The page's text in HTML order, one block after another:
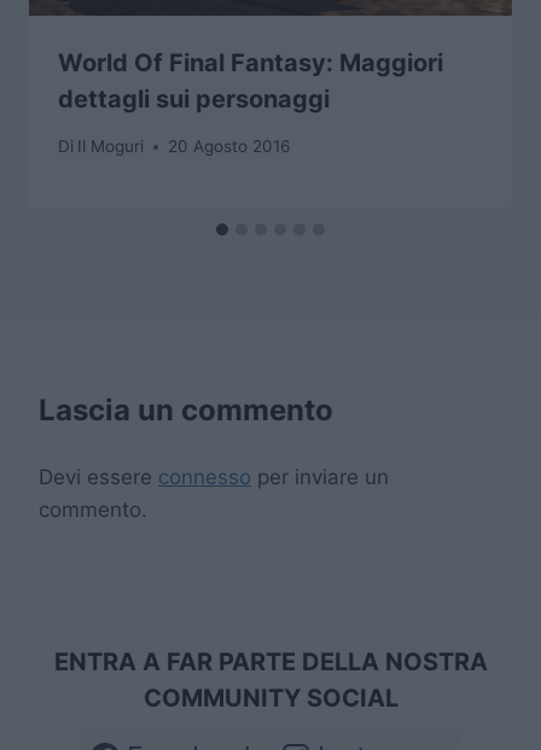
World Of Final Fantasy: Maggiori
dettagli sui personaggi
Di Il Moguri 20 Agosto 2016
Lascia un commento
Devi essere connesso per inviare un
commento.
ENTRA A FAR PARTE DELLA NOSTRA
COMMUNITY SOCIAL